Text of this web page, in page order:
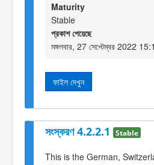
Maturity
Stable
প্রকাশ পেয়েছে
মঙ্গলবার, 27 সেপ্টেম্বর 2022
ফাইল দেখুন
সংস্করণ 4.2.2.1 Stable
This is the German,